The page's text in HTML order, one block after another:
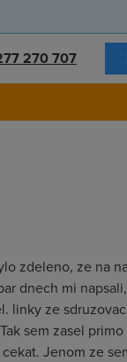
270 707
zdeleno, ze na
dnech mi
linky ze
sem zasel primo
Jenom ze